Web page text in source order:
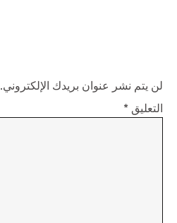
لن يتم نشر عنوان بريدك الإلكتروني.
التعليق *